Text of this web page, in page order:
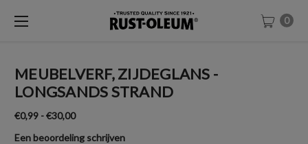
0
MEUBELVERF, ZIJDEGLANS -
LONGSANDS STRAND
€0,99 - €30,00
Een beoordeling schrijven